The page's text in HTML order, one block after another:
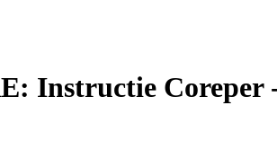
Instructie Coreper